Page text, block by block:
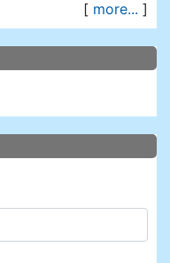
[ more... ]